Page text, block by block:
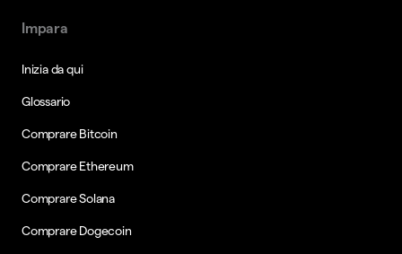
Impara
Inizia da qui
Glossario
Comprare Bitcoin
Comprare Ethereum
Comprare Solana
Comprare Dogecoin